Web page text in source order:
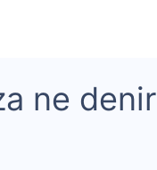
ne denir